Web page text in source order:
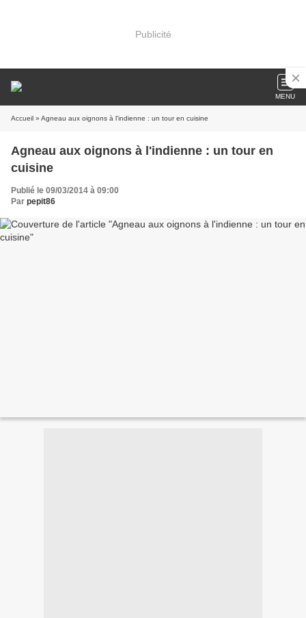
Publicité
MENU
Accueil » Agneau aux oignons à l'indienne : un tour en cuisine
Agneau aux oignons à l'indienne : un tour en
cuisine
Publié le 09/03/2014 à 09:00
Par pepit86